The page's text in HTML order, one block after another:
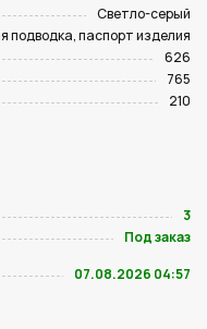
Светло-серый
подводка, паспорт изделия
626
765
210
3
Под заказ
07.08.2026 04:57